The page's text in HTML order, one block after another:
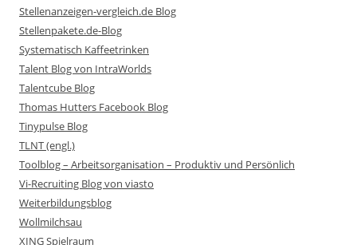
Stellenanzeigen-vergleich.de Blog
Stellenpakete.de-Blog
Systematisch Kaffeetrinken
Talent Blog von IntraWorlds
Talentcube Blog
Thomas Hutters Facebook Blog
Tinypulse Blog
TLNT (engl.)
Toolblog – Arbeitsorganisation – Produktiv und Persönlich
Vi-Recruiting Blog von viasto
Weiterbildungsblog
Wollmilchsau
XING Spielraum